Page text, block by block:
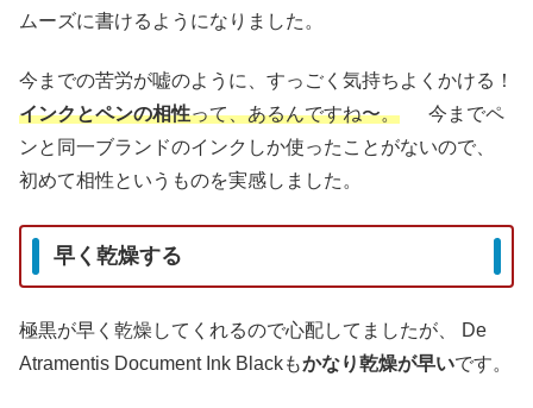
ムーズに書けるようになりました。
今までの苦労が嘘のように、すっごく気持ちよくかける！
インクとペンの相性って、あるんですね〜。
今までペ
ンと同一ブランドのインクしか使ったことがないので、
初めて相性というものを実感しました。
早く乾燥する
極黒が早く乾燥してくれるので心配してましたが、
De
Atramentis Document Ink Blackもかなり乾燥が早いです。